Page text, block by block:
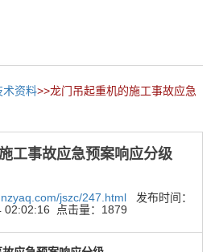
术资料>>龙门吊起重机的施工事故应急
工事故应急预案响应分级
jszc/247.html 发布时间：
02:02:16 点击量：1879